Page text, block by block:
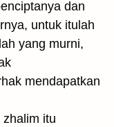
dan
untuk itulah
yang murni,
mendapatkan
zhalim itu